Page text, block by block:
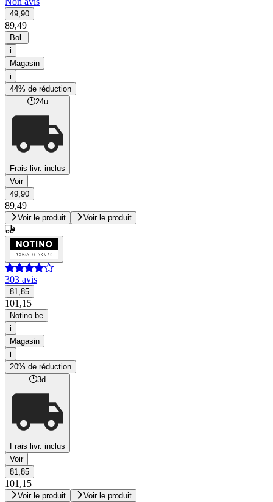
49,90
89,49
Bol.
i
Magasin
i
44% de réduction
24u
Frais livr. inclus
Voir
49,90
89,49
Voir le produit Voir le produit
303 avis
81,85
101,15
Notino.be
i
Magasin
i
20% de réduction
3d
Frais livr. inclus
Voir
81,85
101,15
Voir le produit Voir le produit